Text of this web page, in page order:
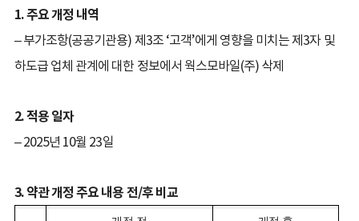
1. 주요 개정 내역
– 부가조항(공공기관용) 제3조 ‘고객’에게 영향을 미치는 제3자 및
하도급 업체 관계에 대한 정보에서 웍스모바일(주) 삭제
2. 적용 일자
– 2025년 10월 23일
3. 약관 개정 주요 내용 전/후 비교